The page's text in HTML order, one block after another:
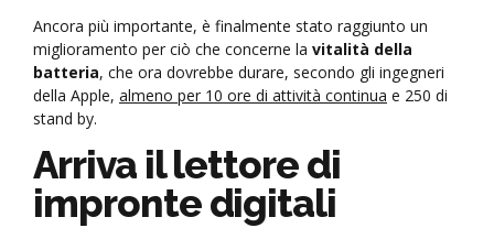
Ancora più importante, è finalmente stato raggiunto un
miglioramento per ciò che concerne la vitalità della
batteria, che ora dovrebbe durare, secondo gli ingegneri
della Apple, almeno per 10 ore di attività continua e 250 di
stand by.
Arriva il lettore di
impronte digitali